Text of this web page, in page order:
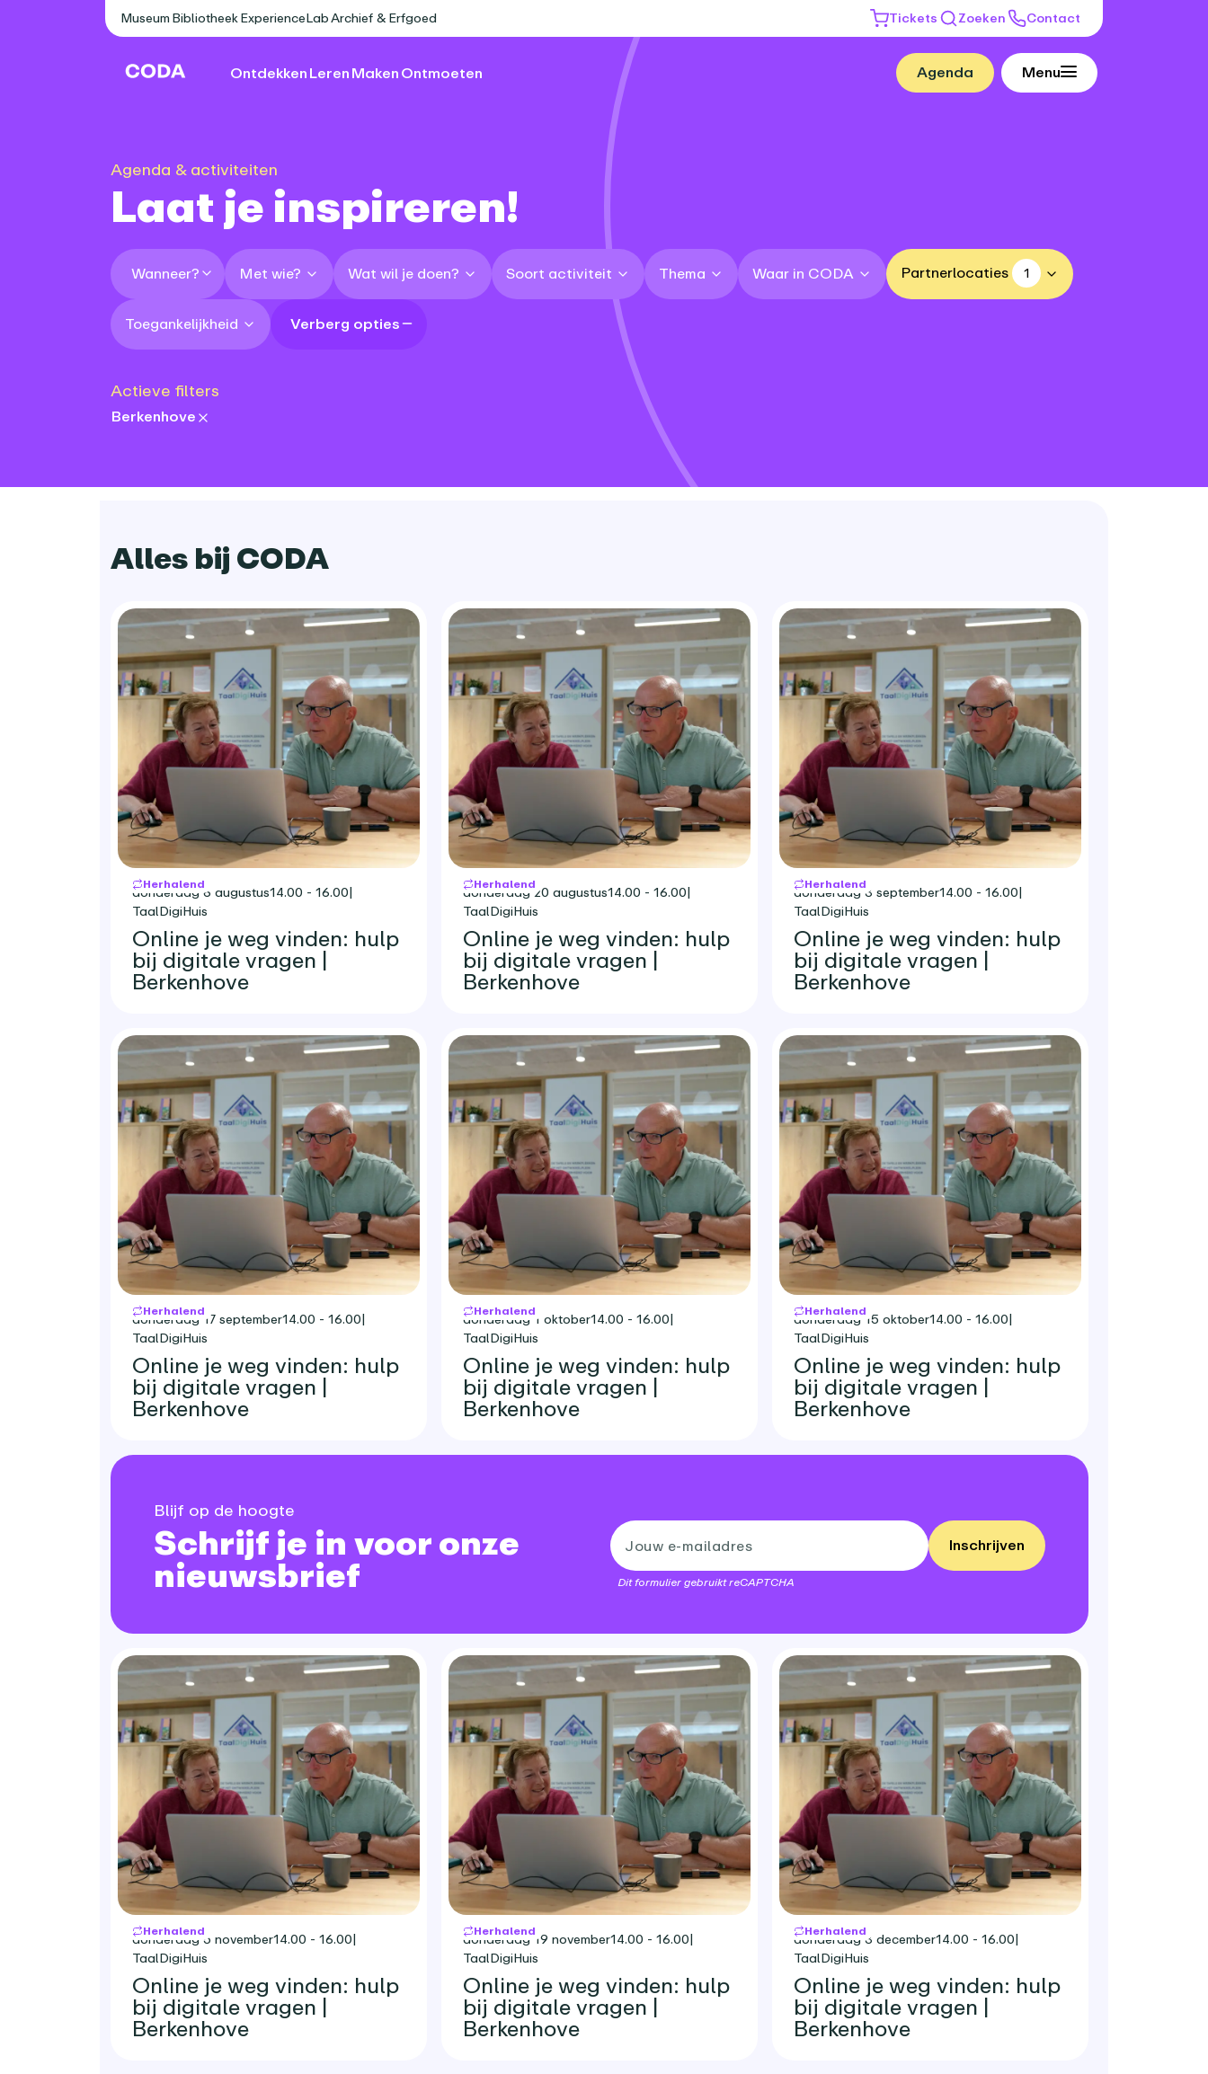
Museum Bibliotheek ExperienceLabArchief & Erfgoed Tickets Zoeken Contact
Ontdekken Leren Maken Ontmoeten Agenda Menu
Agenda & activiteiten
Laat je inspireren!
Wanneer? Met wie? Wat wil je doen? Soort activiteit Thema Waar in CODA Partnerlocaties 1
Toegankelijkheid Verberg opties
Actieve filters
locations:
Berkenhove
Alles bij CODA
Herhalend
donderdag 6 augustus14.00 - 16.00|
TaalDigiHuis
Online je weg vinden: hulp
bij digitale vragen |
Berkenhove
Herhalend
donderdag 20 augustus14.00 - 16.00|
TaalDigiHuis
Online je weg vinden: hulp
bij digitale vragen |
Berkenhove
Herhalend
donderdag 3 september14.00 - 16.00|
TaalDigiHuis
Online je weg vinden: hulp
bij digitale vragen |
Berkenhove
Herhalend
donderdag 17 september14.00 - 16.00|
TaalDigiHuis
Online je weg vinden: hulp
bij digitale vragen |
Berkenhove
Herhalend
donderdag 1 oktober14.00 - 16.00|
TaalDigiHuis
Online je weg vinden: hulp
bij digitale vragen |
Berkenhove
Herhalend
donderdag 15 oktober14.00 - 16.00|
TaalDigiHuis
Online je weg vinden: hulp
bij digitale vragen |
Berkenhove
Blijf op de hoogte
Schrijf je in voor onze
nieuwsbrief
Dit formulier gebruikt reCAPTCHA
Inschrijven
Herhalend
donderdag 5 november14.00 - 16.00|
TaalDigiHuis
Online je weg vinden: hulp
bij digitale vragen |
Berkenhove
Herhalend
donderdag 19 november14.00 - 16.00|
TaalDigiHuis
Online je weg vinden: hulp
bij digitale vragen |
Berkenhove
Herhalend
donderdag 3 december14.00 - 16.00|
TaalDigiHuis
Online je weg vinden: hulp
bij digitale vragen |
Berkenhove